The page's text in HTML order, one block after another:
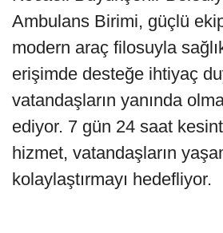
Ambulans Birimi, güçlü
modern araç filosuyla
erişimde desteğe ihtiyaç
vatandaşların yanında
ediyor. 7 gün 24 saat
hizmet, vatandaşların
kolaylaştırmayı hedefliyor.